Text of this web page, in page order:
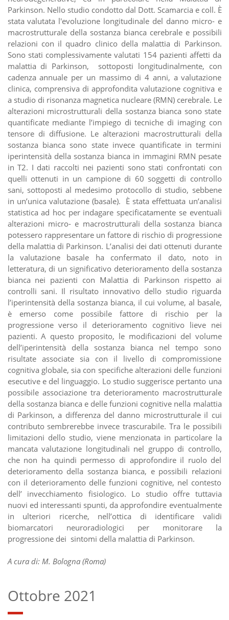
Parkinson. Nello studio condotto dal Dott. Scamarcia e coll. È
stata valutata l'evoluzione longitudinale del danno micro- e
macrostrutturale della sostanza bianca cerebrale e possibili
relazioni con il quadro clinico della malattia di Parkinson.
Sono stati complessivamente valutati 154 pazienti affetti da
malattia di Parkinson, sottoposti longitudinalmente, con
cadenza annuale per un massimo di 4 anni, a valutazione
clinica, comprensiva di approfondita valutazione cognitiva e
a studio di risonanza magnetica nucleare (RMN) cerebrale. Le
alterazioni microstrutturali della sostanza bianca sono state
quantificate mediante l’impiego di tecniche di imaging con
tensore di diffusione. Le alterazioni macrostrutturali della
sostanza bianca sono state invece quantificate in termini
iperintensità della sostanza bianca in immagini RMN pesate
in T2. I dati raccolti nei pazienti sono stati confrontati con
quelli ottenuti in un campione di 60 soggetti di controllo
sani, sottoposti al medesimo protocollo di studio, sebbene
in un’unica valutazione (basale). È stata effettuata un’analisi
statistica ad hoc per indagare specificatamente se eventuali
alterazioni micro- e macrostrutturali della sostanza bianca
potessero rappresentare un fattore di rischio di progressione
della malattia di Parkinson. L’analisi dei dati ottenuti durante
la valutazione basale ha confermato il dato, noto in
letteratura, di un significativo deterioramento della sostanza
bianca nei pazienti con Malattia di Parkinson rispetto ai
controlli sani. Il risultato innovativo dello studio riguarda
l’iperintensità della sostanza bianca, il cui volume, al basale,
è emerso come possibile fattore di rischio per la
progressione verso il deterioramento cognitivo lieve nei
pazienti. A questo proposito, le modificazioni del volume
dell’iperintensità della sostanza bianca nel tempo sono
risultate associate sia con il livello di compromissione
cognitiva globale, sia con specifiche alterazioni delle funzioni
esecutive e del linguaggio. Lo studio suggerisce pertanto una
possibile associazione tra deterioramento macrostrutturale
della sostanza bianca e delle funzioni cognitive nella malattia
di Parkinson, a differenza del danno microstrutturale il cui
contributo sembrerebbe invece trascurabile. Tra le possibili
limitazioni dello studio, viene menzionata in particolare la
mancata valutazione longitudinali nel gruppo di controllo,
che non ha quindi permesso di approfondire il ruolo del
deterioramento della sostanza bianca, e possibili relazioni
con il deterioramento delle funzioni cognitive, nel contesto
dell’ invecchiamento fisiologico. Lo studio offre tuttavia
nuovi ed interessanti spunti, da approfondire eventualmente
in ulteriori ricerche, nell’ottica di identificare validi
biomarcatori neuroradiologici per monitorare la
progressione dei sintomi della malattia di Parkinson.
A cura di: M. Bologna (Roma)
Ottobre 2021